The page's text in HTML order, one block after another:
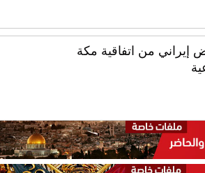
إيراني من اتفاقية مكة